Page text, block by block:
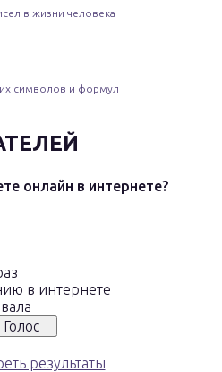
в жизни человека
символов и формул
онлайн в интернете?
в интернете
результаты